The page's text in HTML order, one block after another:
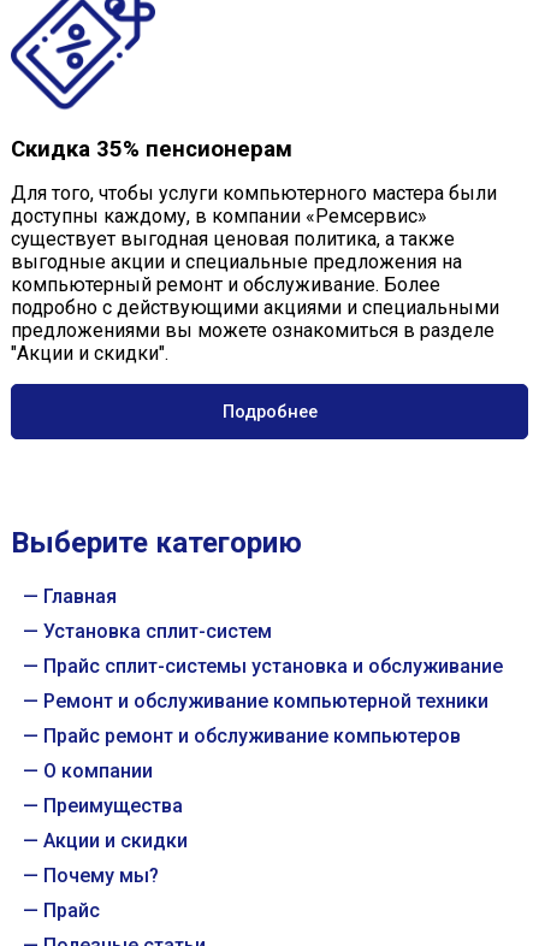
Выберите категорию
Главная
Установка сплит-систем
Прайс сплит-системы установка и обслуживание
Ремонт и обслуживание компьютерной техники
Прайс ремонт и обслуживание компьютеров
О компании
Преимущества
Акции и скидки
Почему мы?
Прайс
Скидка 35% пенсионерам
Для того, чтобы услуги компьютерного мастера были
доступны каждому, в компании «Ремсервис»
существует выгодная ценовая политика, а также
выгодные акции и специальные предложения на
компьютерный ремонт и обслуживание. Более
подробно с действующими акциями и специальными
предложениями вы можете ознакомиться в разделе
"Акции и скидки".
Подробнее